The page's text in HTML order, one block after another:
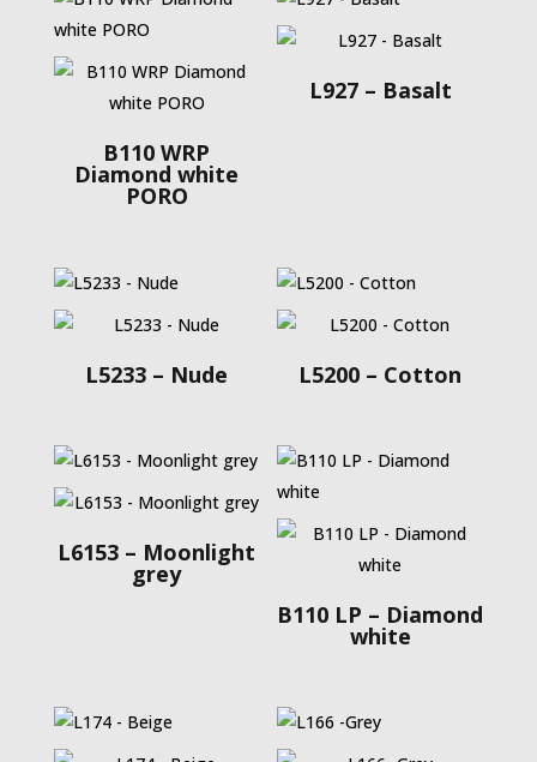
B110 WRP
Diamond white
PORO
L927 – Basalt
L5233 – Nude L5200 – Cotton
L6153 – Moonlight
grey
B110 LP – Diamond
white